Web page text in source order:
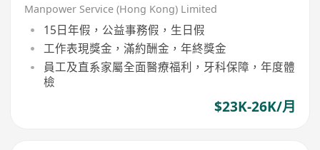
Manpower Service (Hong Kong) Limited
15日年假，公益事務假，生日假
工作表現獎金，滿約酬金，年終獎金
員工及直系家屬全面醫療福利，牙科保障，年度體
檢
$23K-26K/月